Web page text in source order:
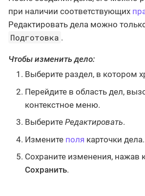
при наличии соответствующих
Редактировать дела можно
Подготовка .
Чтобы изменить дело:
Выберите раздел, в котором
Перейдите в область дел,
контекстное меню.
Выберите Редактировать.
Измените поля карточки дела.
Сохраните изменения, нажав
Сохранить.